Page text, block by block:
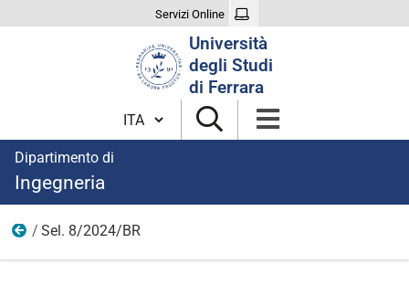
Servizi Online
Università
degli Studi
di Ferrara
Cambia lingua
Dipartimento di
Ingegneria
2024
Sel. 8/2024/BR